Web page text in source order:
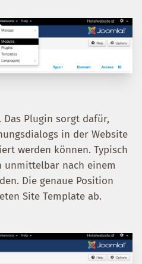
Das Plugin sorgt dafür,
in der Website
werden können. Typisch
nach einem
Die genaue Position
Site Template ab.